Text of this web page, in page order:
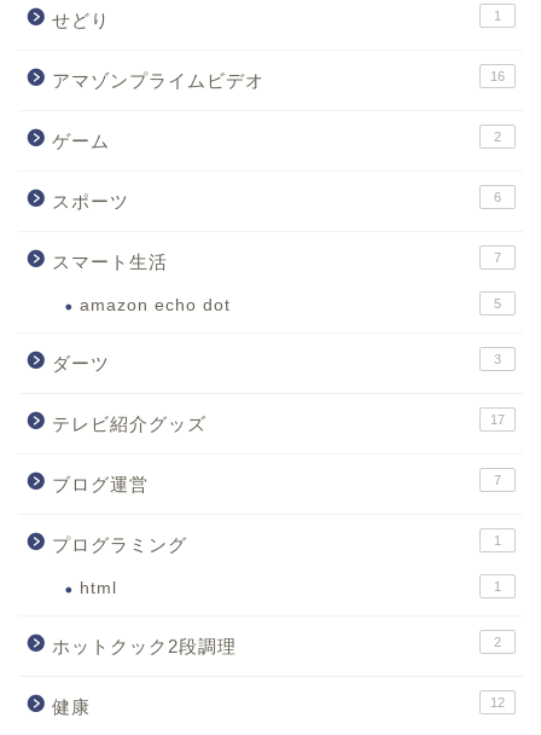
せどり 1
アマゾンプライムビデオ 16
ゲーム 2
スポーツ 6
スマート生活 7
amazon echo dot 5
ダーツ 3
テレビ紹介グッズ 17
ブログ運営 7
プログラミング 1
html 1
ホットクック2段調理 2
健康 12